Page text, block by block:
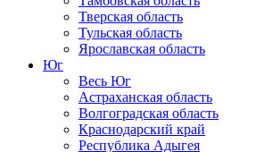
Тверская область
Тульская область
Ярославская область
Юг
Весь Юг
Астраханская область
Волгоградская область
Краснодарский край
Республика Адыгея